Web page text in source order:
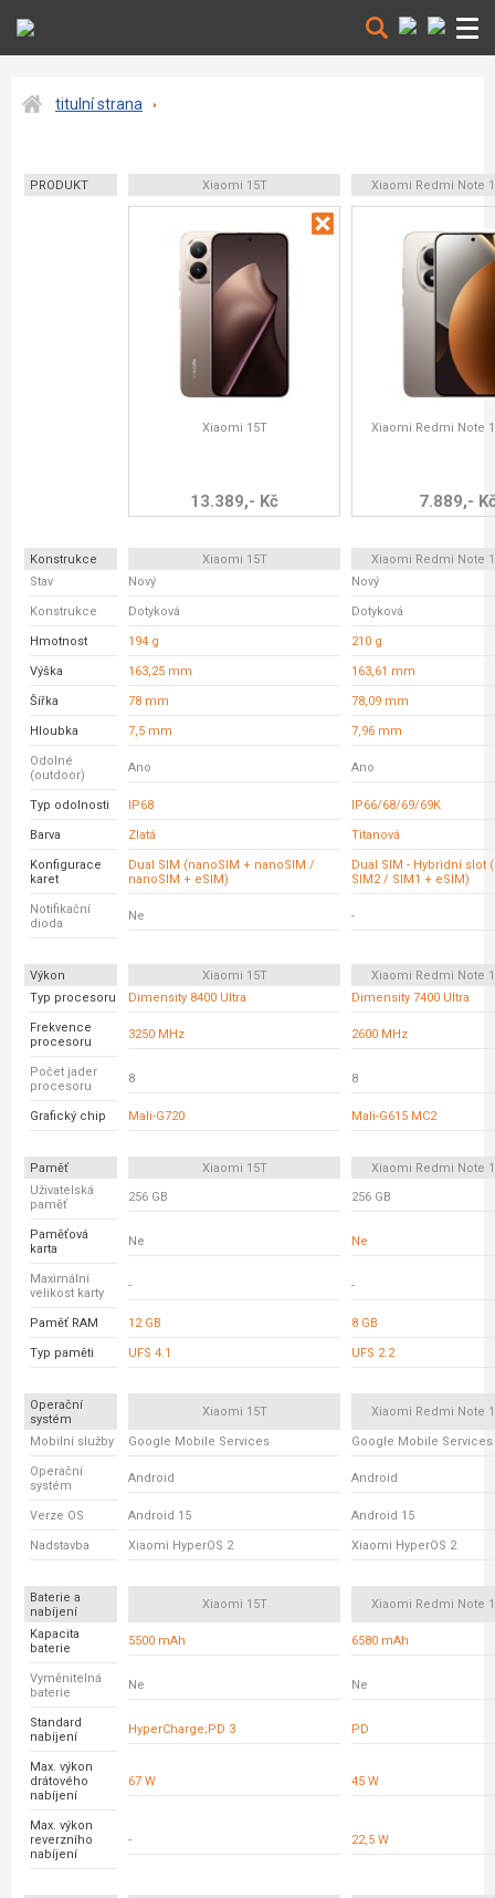
titulní strana
PRODUKT Xiaomi 15T Xiaomi Redmi Note
Xiaomi 15T
13.389,- Kč
Xiaomi Redmi Note
7.889,-
Konstrukce Xiaomi 15T
Xiaomi Redmi Note
Stav
Nový Nový
Konstrukce Dotyková Dotyková
Hmotnost 194 g 210 g
Výška 163,25 mm 163,61 mm
Šířka 78 mm 78,09 mm
Hloubka 7,5 mm 7,96 mm
Odolné
(outdoor)
Ano Ano
Typ odolnosti IP68 IP66/68/69/69K
Barva Zlatá Titanová
Konfigurace
karet
Dual SIM (nanoSIM + nanoSIM /
nanoSIM + eSIM)
Dual SIM - Hybridní slot
SIM2 / SIM1 + eSIM)
Notifikační
dioda
Ne -
Výkon Xiaomi 15T
Xiaomi Redmi Note
Typ procesoru
Dimensity 8400 Ultra Dimensity 7400 Ultra
Frekvence
procesoru
3250 MHz 2600 MHz
Počet jader
procesoru
8 8
Grafický chip Mali-G720 Mali-G615 MC2
Paměť Xiaomi 15T
Xiaomi Redmi Note
Uživatelská
paměť
256 GB 256 GB
Paměťová
karta
Ne Ne
Maximální
velikost karty
- -
Paměť RAM 12 GB 8 GB
Typ paměti UFS 4.1 UFS 2.2
Operační
systém
Xiaomi 15T Xiaomi Redmi Note
Mobilní služby Google Mobile Services Google Mobile Services
Operační
systém
Android Android
Verze OS Android 15 Android 15
Nadstavba Xiaomi HyperOS 2 Xiaomi HyperOS 2
Baterie a
nabíjení
Xiaomi 15T Xiaomi Redmi Note
Kapacita
baterie
5500 mAh 6580 mAh
Vyměnitelná
baterie
Ne Ne
Standard
nabíjení
HyperCharge;PD 3 PD
Max. výkon
drátového
nabíjení
67 W 45 W
Max. výkon
reverzního
nabíjení
- 22,5 W